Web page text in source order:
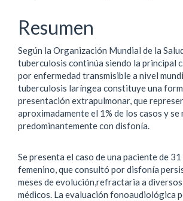
Resumen
Según la Organización Mundial de la
tuberculosis continúa siendo la principal
por enfermedad transmisible a nivel
tuberculosis laríngea constituye una
presentación extrapulmonar, que
aproximadamente el 1% de los casos y se
predominantemente con disfonía.
Se presenta el caso de una paciente de
femenino, que consultó por disfonía
meses de evolución,refractaria a
médicos. La evaluación fonoaudiológica